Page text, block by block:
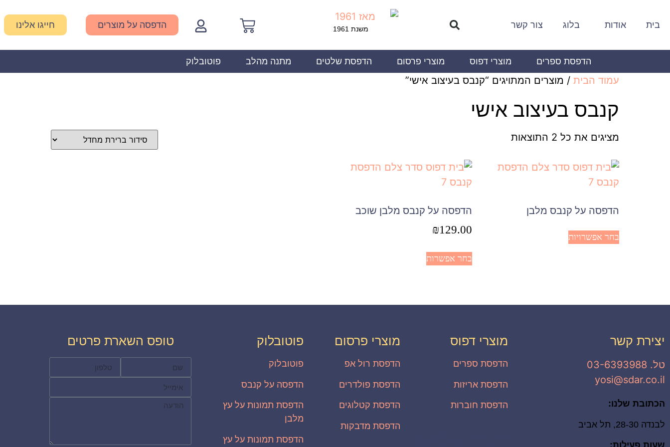
בית אודות בלוג צור קשר משנת 1961 הדפסה על מוצרים חייגו אלינו
הדפסת ספרים מוצרי דפוס מוצרי פרסום הדפסת שלטים מתנה מהלב פוטובלוק
עמוד הבית / מוצרים המתויגים “קנבס בעיצוב אישי”
קנבס בעיצוב אישי
מציגים את כל ⁦2⁩ התוצאות
הדפסה על קנבס מלבן
בחר אפשרויות
הדפסה על קנבס מלבן שוכב
₪129.00
בחר אפשרות
יצירת קשר
טל. 03-6393988
yosi@sdar.co.il
הכתובת שלנו:
לבנדה 28-30, תל אביב
מוצרי דפוס
הדפסת ספרים
הדפסת אריזות
הדפסת חוברות
מוצרי פרסום
הדפסת רול אפ
הדפסת פולדרים
הדפסת קטלוגים
הדפסת מדבקות
פוטובלוק
פוטובלוק
הדפסה על קנבס
הדפסת תמונות על עץ
מלבן
הדפסת תמונות על עץ
טופס השארת פרטים